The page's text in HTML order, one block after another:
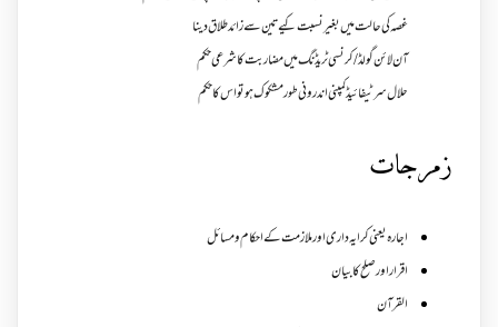
غصہ کی حالت میں بغیر نسبت کیے تین سے زائد طلاق دینا
آن لائن گولڈ /کرنسی ٹریڈنگ میں مضاربت کا شرعی حکم
حلال سرٹیفائیڈ کمپنی اندرونی طور مشکوک ہو تو اس کا حکم
زمرجات
اجارہ یعنی کرایہ داری اور ملازمت کے احکام و مسائل
اقرار اور صلح کا بیان
القرآن